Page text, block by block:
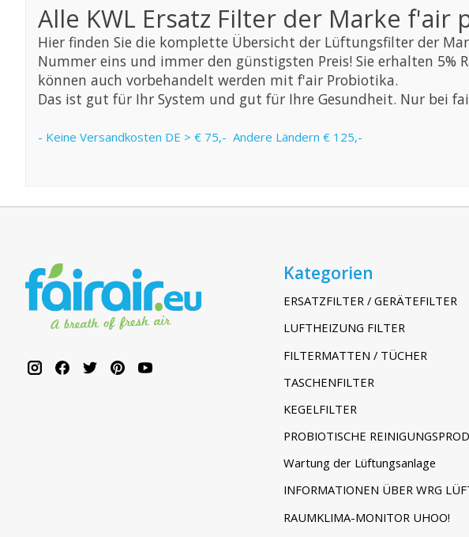
Alle KWL Ersatz Filter der Marke
Hier finden Sie die komplette Übersicht der Lüftungsfilter der
Nummer eins und immer den günstigsten Preis! Sie erhalten 5%
können auch vorbehandelt werden mit f'air Probiotika.
Das ist gut für Ihr System und gut für Ihre Gesundheit. Nur bei
- Keine Versandkosten DE > € 75,- Andere Ländern € 125,-
Kategorien
ERSATZFILTER / GERÄTEFILTER
LUFTHEIZUNG FILTER
FILTERMATTEN / TÜCHER
TASCHENFILTER
KEGELFILTER
PROBIOTISCHE
Wartung der Lüftungsanlage
INFORMATIONEN ÜBER WRG
RAUMKLIMA-MONITOR UHOO!